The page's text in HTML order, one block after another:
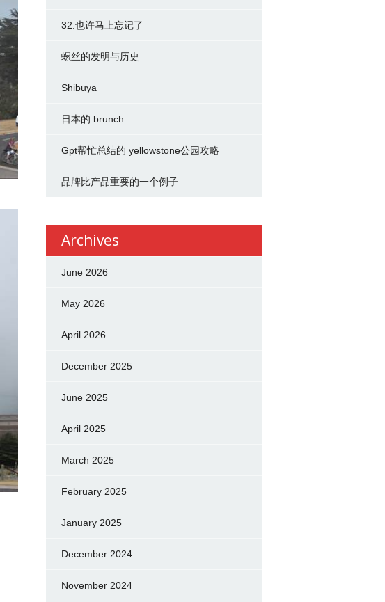
32.也许马上忘记了
螺丝的发明与历史
Shibuya
日本的 brunch
Gpt帮忙总结的 yellowstone公园攻略
品牌比产品重要的一个例子
Archives
June 2026
May 2026
April 2026
December 2025
June 2025
April 2025
March 2025
February 2025
January 2025
December 2024
November 2024